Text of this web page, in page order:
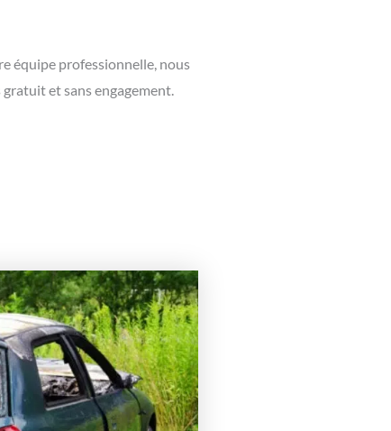
équipe professionnelle, nous
et sans engagement.